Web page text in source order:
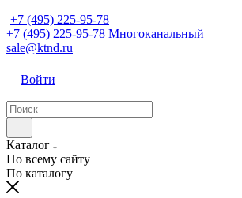
+7 (495) 225-95-78
+7 (495) 225-95-78 Многоканальный
sale@ktnd.ru
Войти
Каталог
По всему сайту
По каталогу